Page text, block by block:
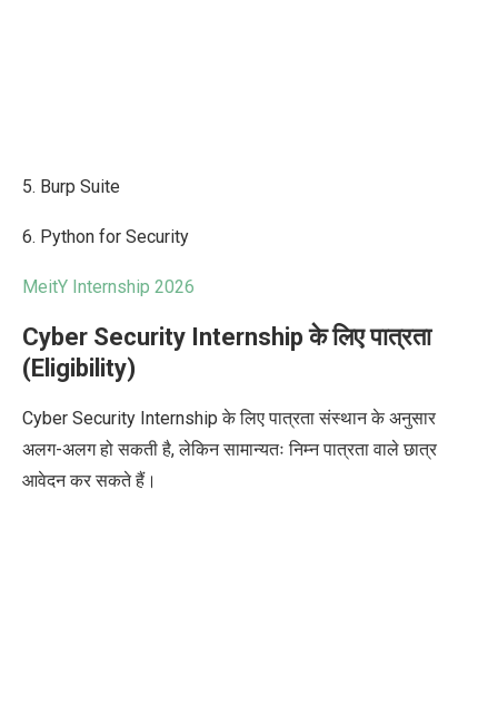
5. Burp Suite
6. Python for Security
MeitY Internship 2026
Cyber Security Internship के लिए पात्रता
(Eligibility)
Cyber Security Internship के लिए पात्रता संस्थान के अनुसार
अलग-अलग हो सकती है, लेकिन सामान्यतःनिम्न पात्रता वाले छात्र
आवेदन कर सकते हैं।